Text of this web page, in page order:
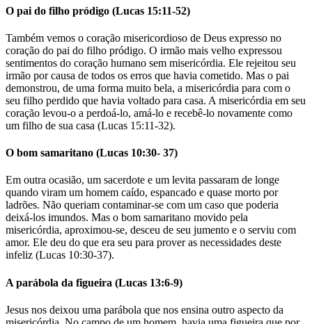
O pai do filho pródigo (Lucas 15:11-52)
Também vemos o coração misericordioso de Deus expresso no
coração do pai do filho pródigo. O irmão mais velho expressou
sentimentos do coração humano sem misericórdia. Ele rejeitou seu
irmão por causa de todos os erros que havia cometido. Mas o pai
demonstrou, de uma forma muito bela, a misericórdia para com o
seu filho perdido que havia voltado para casa. A misericórdia em seu
coração levou-o a perdoá-lo, amá-lo e recebê-lo novamente como
um filho de sua casa (Lucas 15:11-32).
O bom samaritano (Lucas 10:30- 37)
Em outra ocasião, um sacerdote e um levita passaram de longe
quando viram um homem caído, espancado e quase morto por
ladrões. Não queriam contaminar-se com um caso que poderia
deixá-los imundos. Mas o bom samaritano movido pela
misericórdia, aproximou-se, desceu de seu jumento e o serviu com
amor. Ele deu do que era seu para prover as necessidades deste
infeliz (Lucas 10:30-37).
A parábola da figueira (Lucas 13:6-9)
Jesus nos deixou uma parábola que nos ensina outro aspecto da